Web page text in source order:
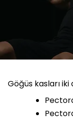
Göğüs kasları